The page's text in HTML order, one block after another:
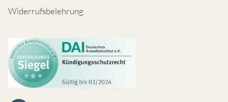
Widerrufsbelehrung